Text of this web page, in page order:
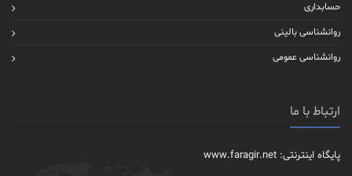
حسابداری
روانشناسی بالینی
روانشناسی عمومی
ارتباط با ما
پایگاه اینترنتی: www.faragir.net